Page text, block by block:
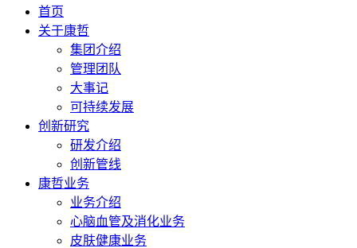
首页
关于康哲
集团介绍
管理团队
大事记
可持续发展
创新研究
研发介绍
创新管线
康哲业务
业务介绍
心脑血管及消化业务
皮肤健康业务